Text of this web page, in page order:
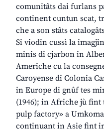
comunitâts dai furlans
continent cuntun scat,
che a son stâts
Si viodin cussì la
minis di cjarbon in
Americhe cu la
Caroyense di Colonia
in Europe di gnûf tes
(1946); in Afriche jù fint
pulp factory» a
continuant in Asie fint